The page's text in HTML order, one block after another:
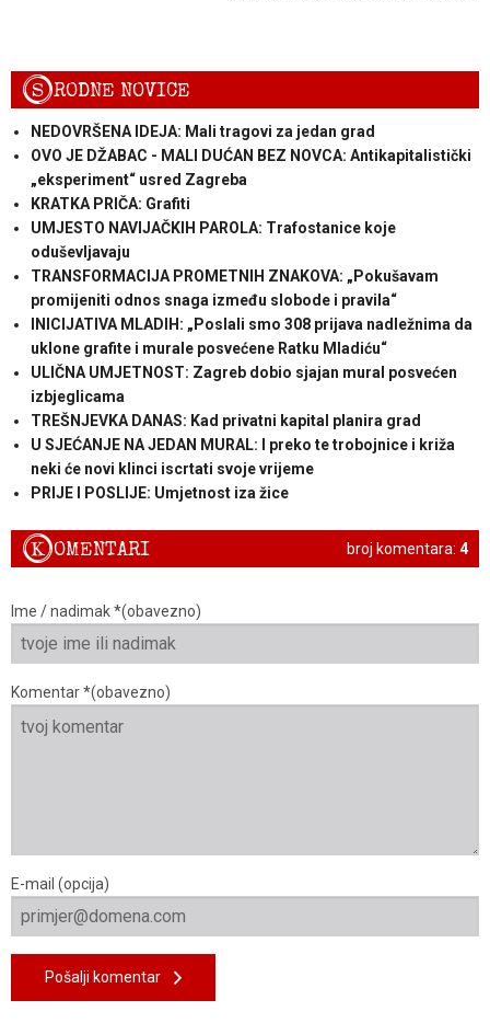
SRODNE NOVICE
NEDOVRŠENA IDEJA: Mali tragovi za jedan grad
OVO JE DŽABAC - MALI DUĆAN BEZ NOVCA: Antikapitalistički
„eksperiment“ usred Zagreba
KRATKA PRIČA: Grafiti
UMJESTO NAVIJAČKIH PAROLA: Trafostanice koje
oduševljavaju
TRANSFORMACIJA PROMETNIH ZNAKOVA: „Pokušavam
promijeniti odnos snaga između slobode i pravila“
INICIJATIVA MLADIH: „Poslali smo 308 prijava nadležnima da
uklone grafite i murale posvećene Ratku Mladiću“
ULIČNA UMJETNOST: Zagreb dobio sjajan mural posvećen
izbjeglicama
TREŠNJEVKA DANAS: Kad privatni kapital planira grad
U SJEĆANJE NA JEDAN MURAL: I preko te trobojnice i križa
neki će novi klinci iscrtati svoje vrijeme
PRIJE I POSLIJE: Umjetnost iza žice
broj komentara: 4
KOMENTARI
Ime / nadimak *(obavezno)
Komentar *(obavezno)
E-mail (opcija)
Pošalji komentar